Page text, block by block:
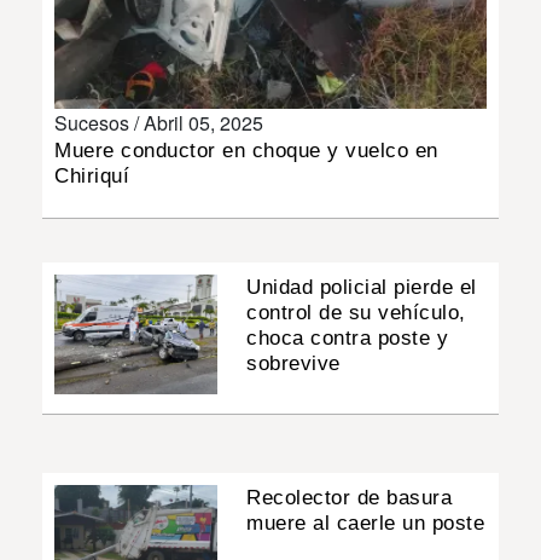
Sucesos /Abril 05, 2025
Muere conductor en choque y vuelco en
Chiriquí
Unidad policial pierde el
control de su vehículo,
choca contra poste y
sobrevive
Recolector de basura
muere al caerle un poste